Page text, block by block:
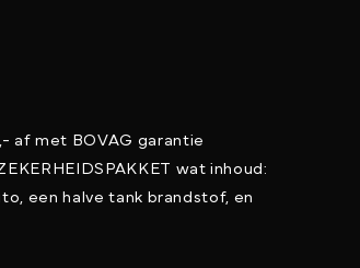
af met BOVAG garantie
wat inhoud:
een halve tank brandstof, en